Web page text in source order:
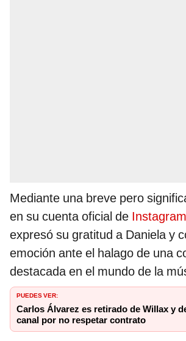
Mediante una breve pero
en su cuenta oficial de Instagram
expresó su gratitud a Daniela y
emoción ante el halago de una
destacada en el mundo de la
PUEDES VER:
Carlos Álvarez es retirado de Willax y
canal por no respetar contrato